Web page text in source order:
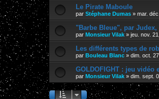
Le Pirate Maboule
par Stéphane Dumas » mar.
"Barbe Bleue", par
par Monsieur Vilak » jeu. nov.
Les différents types de
par Bouleau Blanc » dim. oct.
GOLDOFIGHT : jeu vidéo
par Monsieur Vilak » dim. sept.